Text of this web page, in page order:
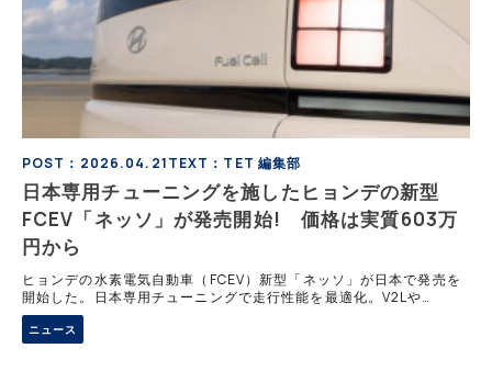
POST：2026.04.21TEXT：TET 編集部
日本専用チューニングを施したヒョンデの新型
FCEV「ネッソ」が発売開始! 価格は実質603万
円から
ヒョンデの水素電気自動車（FCEV）新型「ネッソ」が日本で発売を
開始した。日本専用チューニングで走行性能を最適化。V2Lや
CHAdeMO対応など社会インフラとしての価値も備え、満充填5分で
1000㎞超のロングレンジ性能。補助金適用で実質約603万円から。
30年に及ぶ水素開発実績と手厚いサポート体制も詳報する。
ニュース